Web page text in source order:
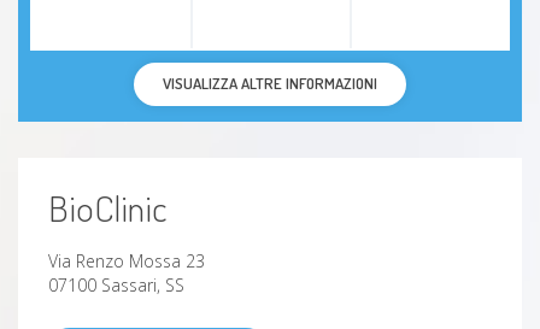
VISUALIZZA ALTRE INFORMAZIONI
BioClinic
Via Renzo Mossa 23
07100 Sassari, SS